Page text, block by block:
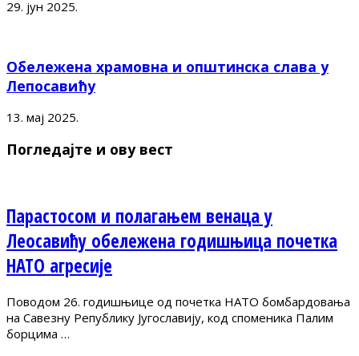
29. јун 2025.
Обележена храмовна и општинска слава у
Лепосавићу
13. мај 2025.
Погледајте и ову вест
Парастосом и полагањем венаца у
Леосавићу обележена годишњица почетка
НАТО агресије
Поводом 26. годишњице од почетка НАТО бомбардовања
на Савезну Републику Југославију, код споменика Палим
борцима …